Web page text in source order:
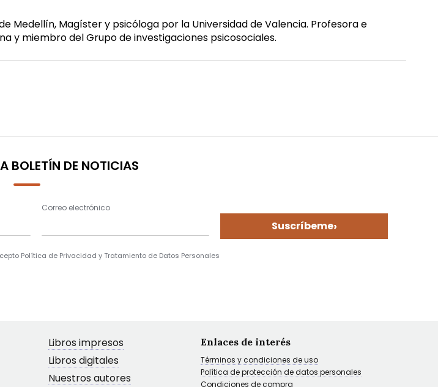
Medellín, Magíster y psicóloga por la Universidad de Valencia. Profesora e
y miembro del Grupo de investigaciones psicosociales.
BOLETÍN DE NOTICIAS
Correo electrónico
Suscríbeme›
Política de Privacidad y Tratamiento de Datos Personales
Libros impresos
Libros digitales
Nuestros autores
Enlaces de interés
Términos y condiciones de uso
Política de protección de datos personales
Condiciones de compra